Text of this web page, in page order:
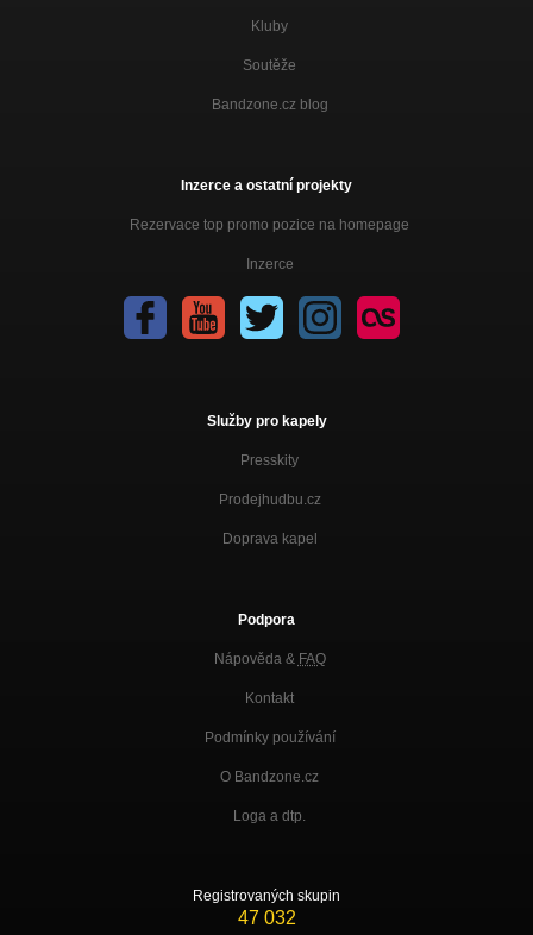
Kluby
Soutěže
Bandzone.cz blog
Inzerce a ostatní projekty
Rezervace top promo pozice na homepage
Inzerce
Služby pro kapely
Presskity
Prodejhudbu.cz
Doprava kapel
Podpora
Nápověda & FAQ
Kontakt
Podmínky používání
O Bandzone.cz
Loga a dtp.
Registrovaných skupin
47 032